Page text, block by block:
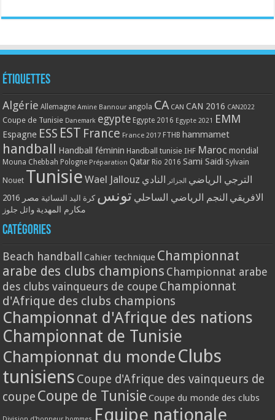
Étiquettes
Algérie Allemagne Amine Bannour angola CA CAN CAN 2016 CAN2022
Coupe de Tunisie Danemark egypte Egypte 2016 Egypte 2021 EMM
Espagne ESS EST France France 2017 FTHB hammamet
handball Handball féminin Handball tunisie IHF Maroc mondial
Mouna Chebbah Pologne Préparation Qatar Rio 2016 Sami Saidi Sylvain
Nouet Tunisie Wael Jallouz الترجي الرياضي الجزائر النادي
الافريقي النجم الرياضي الساحلي تونس كرة اليد النسائية مصر 2016
مكارم المهدية وائل جلوز
Catégories
Beach handball Cahier technique Championnat
arabe des clubs champions Championnat arabe
des clubs vainqueurs de coupe Championnat
d'Afrique des clubs champions
Championnat d'Afrique des nations
Championnat de Tunisie
Championnat du monde Clubs
tunisiens Coupe d'Afrique des vainqueurs de
coupe Coupe de Tunisie Coupe du monde des clubs
Equipe nationale